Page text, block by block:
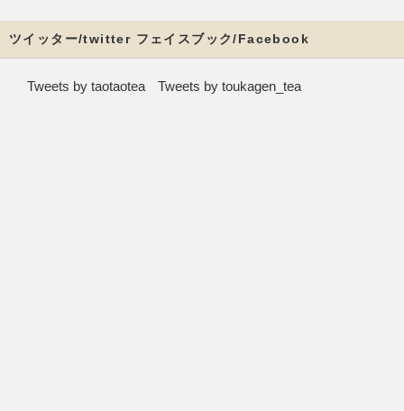
ツイッター/twitter フェイスブック/Facebook
Tweets by taotaotea Tweets by toukagen_tea